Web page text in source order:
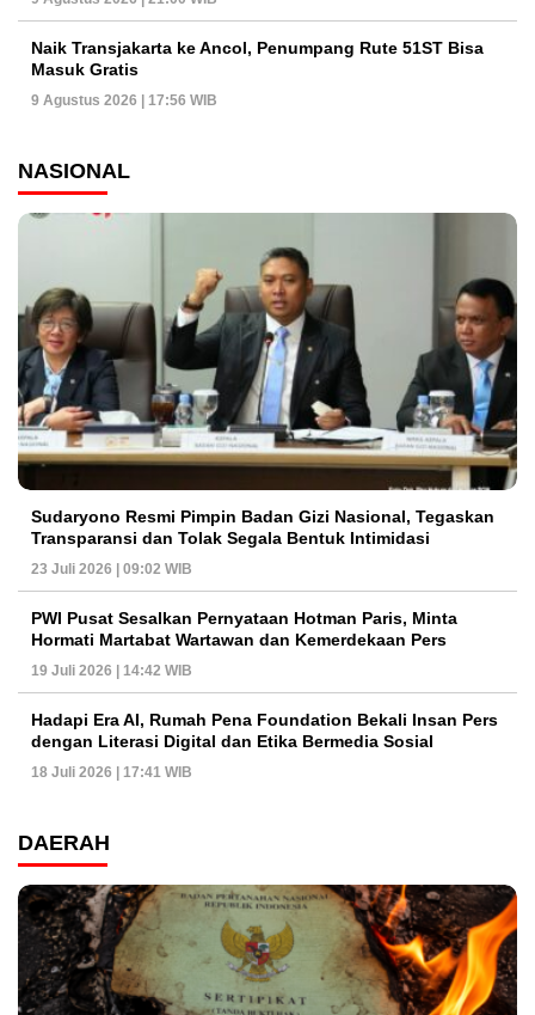
Naik Transjakarta ke Ancol, Penumpang Rute 51ST Bisa
Masuk Gratis
9 Agustus 2026 | 17:56 WIB
NASIONAL
Sudaryono Resmi Pimpin Badan Gizi Nasional, Tegaskan
Transparansi dan Tolak Segala Bentuk Intimidasi
23 Juli 2026 | 09:02 WIB
PWI Pusat Sesalkan Pernyataan Hotman Paris, Minta
Hormati Martabat Wartawan dan Kemerdekaan Pers
19 Juli 2026 | 14:42 WIB
Hadapi Era AI, Rumah Pena Foundation Bekali Insan Pers
dengan Literasi Digital dan Etika Bermedia Sosial
18 Juli 2026 | 17:41 WIB
DAERAH